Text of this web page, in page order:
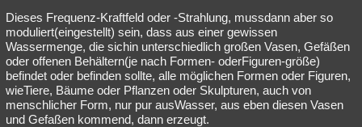
Dieses Frequenz-Kraftfeld oder -Strahlung, mussdann aber so
moduliert(eingestellt) sein, dass aus einer gewissen
Wassermenge, die sichin unterschiedlich großen Vasen, Gefäßen
oder offenen Behältern(je nach Formen- oderFiguren-größe)
befindet oder befinden sollte, alle möglichen Formen oder Figuren,
wieTiere, Bäume oder Pflanzen oder Skulpturen, auch von
menschlicher Form, nur pur ausWasser, aus eben diesen Vasen
und Gefaßen kommend, dann erzeugt.